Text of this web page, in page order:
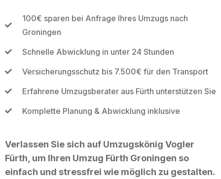
100€ sparen bei Anfrage Ihres Umzugs nach
Groningen
Schnelle Abwicklung in unter 24 Stunden
Versicherungsschutz bis 7.500€ für den Transport
Erfahrene Umzugsberater aus Fürth unterstützen Sie
Komplette Planung & Abwicklung inklusive
Verlassen Sie sich auf Umzugskönig Vogler
Fürth, um Ihren Umzug Fürth Groningen so
einfach und stressfrei wie möglich zu gestalten.